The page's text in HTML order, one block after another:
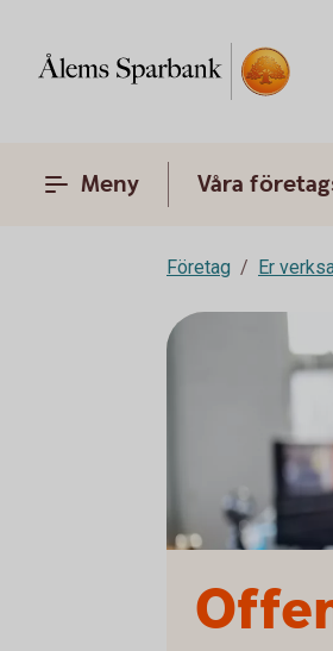
Meny Våra
Företag Er